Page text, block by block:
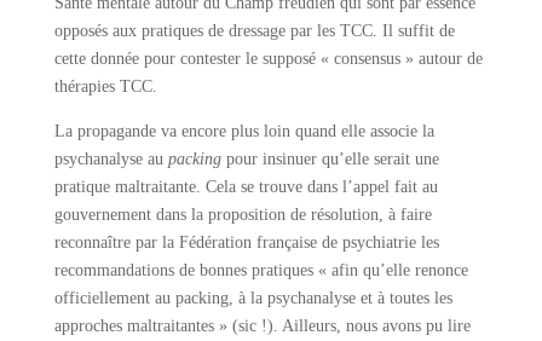
opposés aux pratiques de dressage par les TCC. Il suffit de
cette donnée pour contester le supposé « consensus » autour de
thérapies TCC.
La propagande va encore plus loin quand elle associe la
psychanalyse au packingpour insinuer qu’elle serait une
pratique maltraitante. Cela se trouve dans l’appel fait au
gouvernement dans la proposition de résolution, à faire
reconnaître par la Fédération française de psychiatrie les
recommandations de bonnes pratiques « afin qu’elle renonce
officiellement au packing, à la psychanalyse et à toutes les
approches maltraitantes » (sic !). Ailleurs, nous avons pu lire